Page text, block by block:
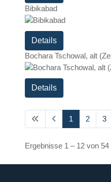
Bibikabad
Details
Bochara Tschowal, alt
Details
1 2 3
Ergebnisse 1 – 12 von 54